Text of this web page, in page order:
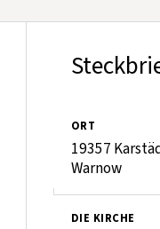
ORT
19357
Warnow
DIE KIRCHE